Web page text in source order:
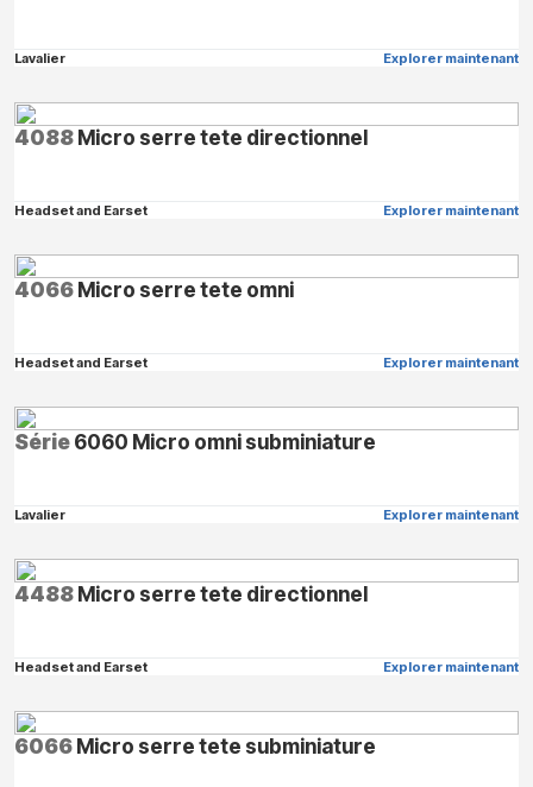
Lavalier Explorer maintenant
4088Micro serre tete directionnel
Headset and Earset Explorer maintenant
4066Micro serre tete omni
Headset and Earset Explorer maintenant
Série6060 Micro omni subminiature
Lavalier Explorer maintenant
4488Micro serre tete directionnel
Headset and Earset Explorer maintenant
6066Micro serre tete subminiature